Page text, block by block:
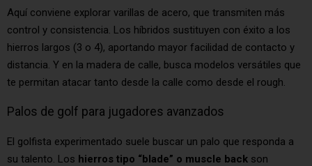
Aquí conviene explorar varillas de acero, que transmiten más
control y consistencia. Los híbridos sustituyen con éxito a los
hierros largos (3 o 4), aportando mayor facilidad de contacto y
distancia. Y en la madera de calle, busca modelos versátiles que
te permitan atacar tanto desde la calle como desde el rough.
Palos de golf para jugadores avanzados
El golfista experimentado suele buscar un palo que responda a
su talento. Los hierros tipo “blade” o muscle back son